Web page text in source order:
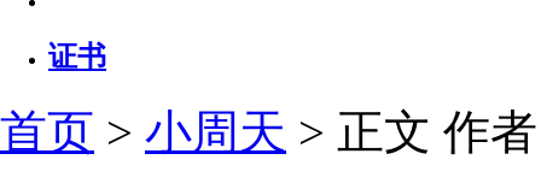
证书
首页 > 小周天 > 正文 作